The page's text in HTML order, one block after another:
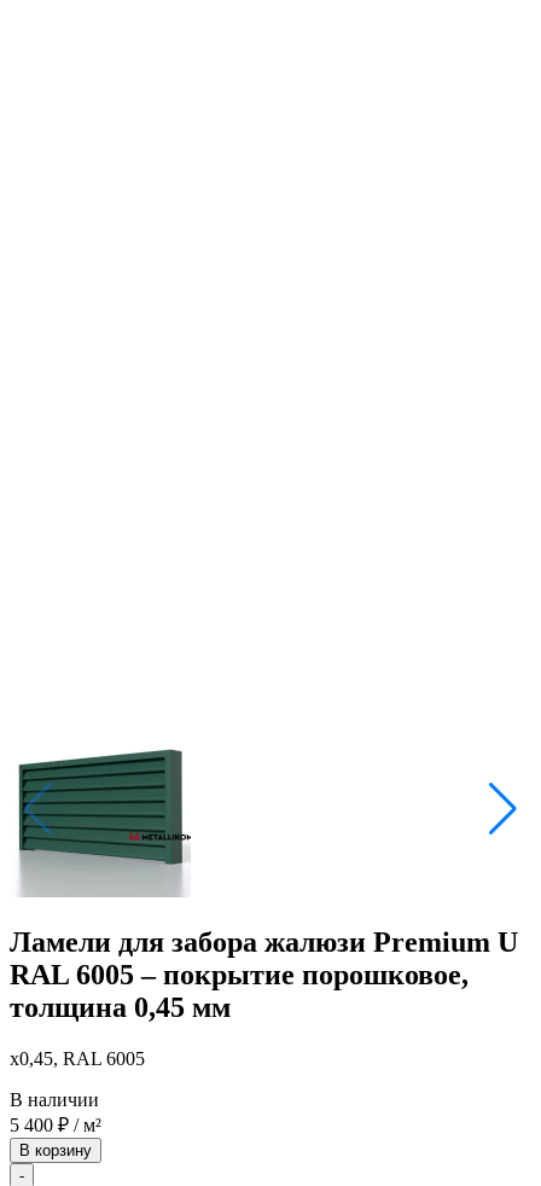
Ламели для забора жалюзи Premium U
RAL 6005 – покрытие порошковое,
толщина 0,45 мм
x0,45, RAL 6005
В наличии
5 400 ₽ / м²
В корзину
-